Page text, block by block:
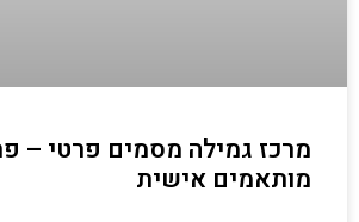
מרכז גמילה מסמים פרטי –
מותאמים אישית